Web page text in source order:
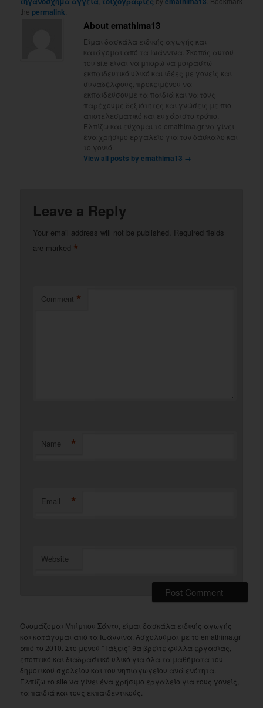
the permalink
About emathima13
Είμαι δασκάλα ειδικής αγωγής και
κατάγομαι από τα Ιωάννινα. Σκοπός αυτού
του site είναι να μπορώ να μοιραστώ
εκπαιδευτικό υλικό και ιδέες με γονείς και
συναδέλφους, προκειμένου να
εκπαιδεύσουμε τα παιδιά και να τους
παρέχουμε δεξιότητες και γνώσεις με πιο
αποτελεσματικό και ευχάριστο τρόπο.
Ελπίζω και εύχομαι το emathima.gr να γίνει
ένα χρήσιμο εργαλείο για τον δάσκαλο και
το γονιό.
View all posts by emathima13 →
Leave a Reply
Your email address will not be published. Required fields
are marked *
Comment *
Name *
Email *
Website
Ονομάζομαι Μπίμπου Σάντυ, είμαι δασκάλα ειδικής αγωγής
και κατάγομαι από τα Ιωάννινα. Ασχολούμαι με το emathima.gr
από το 2010. Στο μενού "Τάξεις" θα βρείτε φύλλα εργασίας,
εποπτικό και διαδραστικό υλικό για όλα τα μαθήματα του
δημοτικού σχολείου και του νηπιαγωγείου ανά ενότητα.
Ελπίζω το site να γίνει ένα χρήσιμο εργαλείο για τους γονείς,
τα παιδιά και τους εκπαιδευτικούς.